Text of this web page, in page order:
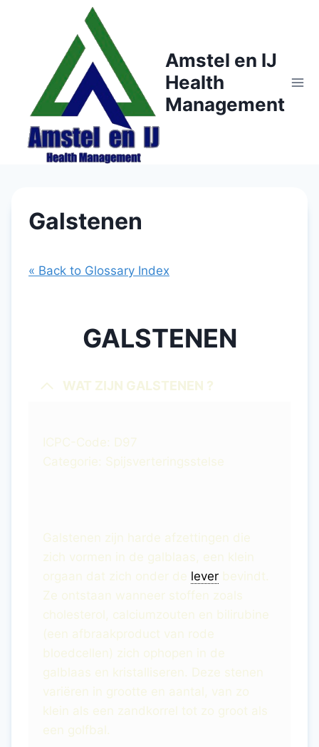
Amstel en IJ
Health
Management
Galstenen
« Back to Glossary Index
GALSTENEN
WAT ZIJN GALSTENEN ?
ICPC-Code: D97
Categorie: Spijsverteringsstelse
Galstenen zijn harde afzettingen die
zich vormen in de galblaas, een klein
orgaan dat zich onder de lever bevindt.
Ze ontstaan ​​wanneer stoffen zoals
cholesterol, calciumzouten en bilirubine
(een afbraakproduct van rode
bloedcellen) zich ophopen in de
galblaas en kristalliseren. Deze stenen
variëren in grootte en aantal, van zo
klein als een zandkorrel tot zo groot als
een golfbal.